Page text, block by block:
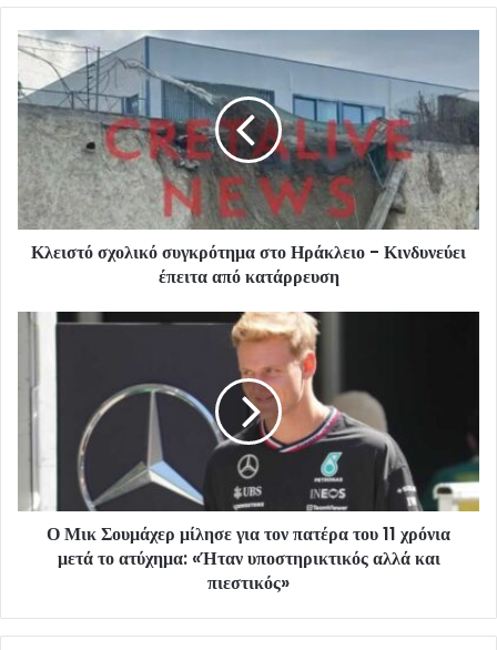
Κλειστό σχολικό συγκρότημα στο Ηράκλειο - Κινδυνεύει
έπειτα από κατάρρευση
Ο Μικ Σουμάχερ μίλησε για τον πατέρα του 11 χρόνια
μετά το ατύχημα: «Ήταν υποστηρικτικός αλλά και
πιεστικός»